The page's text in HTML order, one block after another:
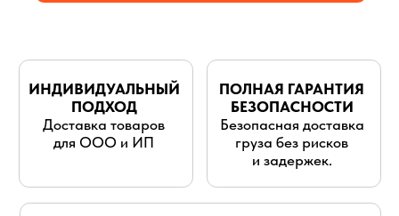
Срок доставки от 3х дней
Стоимость от 0.7 $/кг